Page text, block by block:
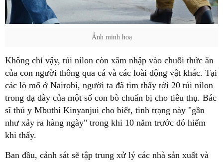
Ảnh minh hoạ
Không chỉ vậy, túi nilon còn xâm nhập vào chuỗi thức ăn
của con người thông qua cá và các loài động vật khác. Tại
các lò mổ ở Nairobi, người ta đã tìm thấy tới 20 túi nilon
trong dạ dày của một số con bò chuẩn bị cho tiêu thụ. Bác
sĩ thú y Mbuthi Kinyanjui cho biết, tình trạng này "gần
như xảy ra hàng ngày" trong khi 10 năm trước đó hiếm
khi thấy.
Ban đầu, cảnh sát sẽ tập trung xử lý các nhà sản xuất và